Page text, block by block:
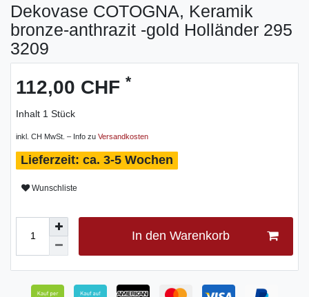
Dekovase COTOGNA, Keramik
bronze-anthrazit -gold Holländer 295
3209
112,00 CHF *
Inhalt 1 Stück
inkl. CH MwSt. – Info zu Versandkosten
ca. 3-5 Wochen
Wunschliste
In den Warenkorb